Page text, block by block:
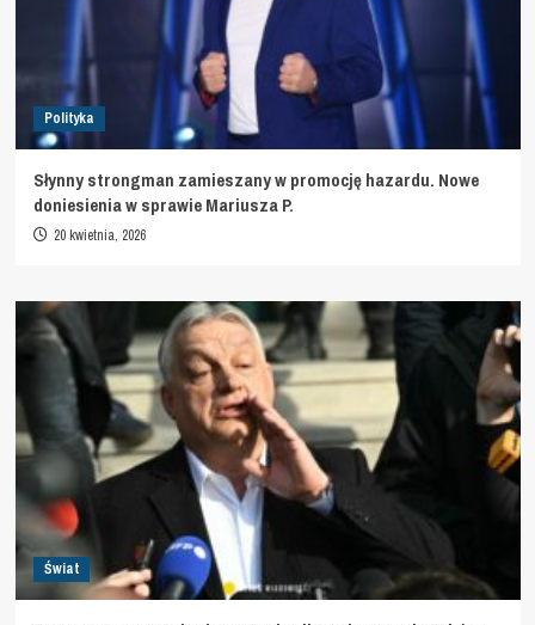
Polityka
Słynny strongman zamieszany w promocję hazardu. Nowe
doniesienia w sprawie Mariusza P.
20 kwietnia, 2026
Świat